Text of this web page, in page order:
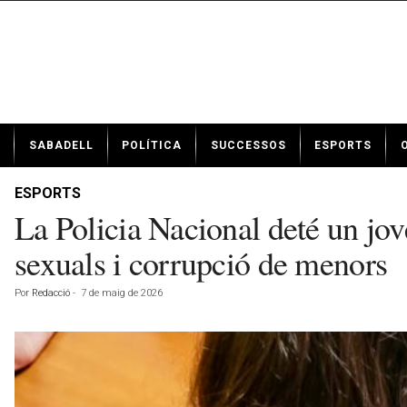
t
SABADELL POLÍTICA SUCCESSOS ESPORTS
ESPORTS
La Policia Nacional deté un
sexuals i corrupció de menors
Por Redacció - 7 de maig de 2026